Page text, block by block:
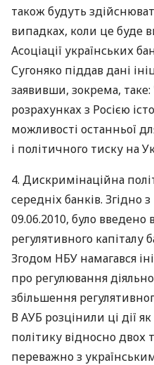
також будуть
випадках, коли це буде
Асоціації українських
Сугоняко піддав дані
заявивши, зокрема,
розрахунках з Росією
можливості останньої
і політичного тиску на
4. Дискримінаційна
середніх банків.
09.06.2010, було
регулятивного капіталу
Згодом НБУ намагався
про регулювання
збільшення
В АУБ розцінили ці дії
політику відносно двох
переважно з